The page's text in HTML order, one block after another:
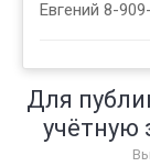
Евгений 8-
Для
учётную